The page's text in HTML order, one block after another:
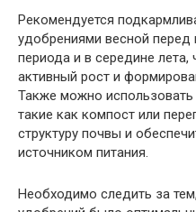
Рекомендуется
удобрениями весной перед
периода и в середине лета,
активный рост и
Также можно использовать
такие как компост или
структуру почвы и
источником питания.
Необходимо следить за